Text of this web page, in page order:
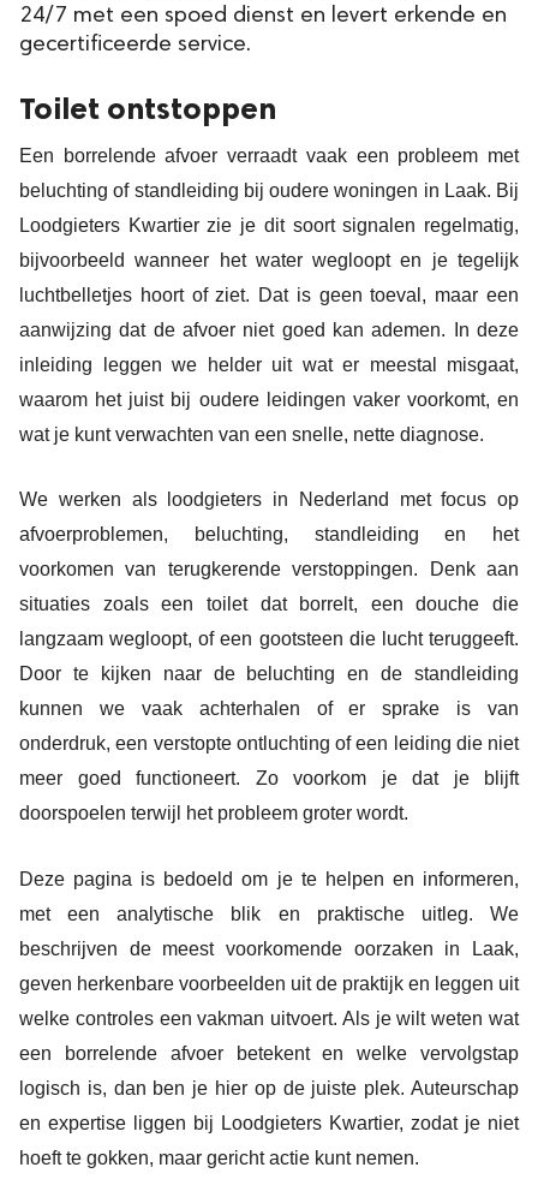
24/7 met een spoed dienst en levert erkende en
gecertificeerde service.
Toilet ontstoppen
Een borrelende afvoer verraadt vaak een probleem met
beluchting of standleiding bij oudere woningen in Laak. Bij
Loodgieters Kwartier zie je dit soort signalen regelmatig,
bijvoorbeeld wanneer het water wegloopt en je tegelijk
luchtbelletjes hoort of ziet. Dat is geen toeval, maar een
aanwijzing dat de afvoer niet goed kan ademen. In deze
inleiding leggen we helder uit wat er meestal misgaat,
waarom het juist bij oudere leidingen vaker voorkomt, en
wat je kunt verwachten van een snelle, nette diagnose.
We werken als loodgieters in Nederland met focus op
afvoerproblemen, beluchting, standleiding en het
voorkomen van terugkerende verstoppingen. Denk aan
situaties zoals een toilet dat borrelt, een douche die
langzaam wegloopt, of een gootsteen die lucht teruggeeft.
Door te kijken naar de beluchting en de standleiding
kunnen we vaak achterhalen of er sprake is van
onderdruk, een verstopte ontluchting of een leiding die niet
meer goed functioneert. Zo voorkom je dat je blijft
doorspoelen terwijl het probleem groter wordt.
Deze pagina is bedoeld om je te helpen en informeren,
met een analytische blik en praktische uitleg. We
beschrijven de meest voorkomende oorzaken in Laak,
geven herkenbare voorbeelden uit de praktijk en leggen uit
welke controles een vakman uitvoert. Als je wilt weten wat
een borrelende afvoer betekent en welke vervolgstap
logisch is, dan ben je hier op de juiste plek. Auteurschap
en expertise liggen bij Loodgieters Kwartier, zodat je niet
hoeft te gokken, maar gericht actie kunt nemen.